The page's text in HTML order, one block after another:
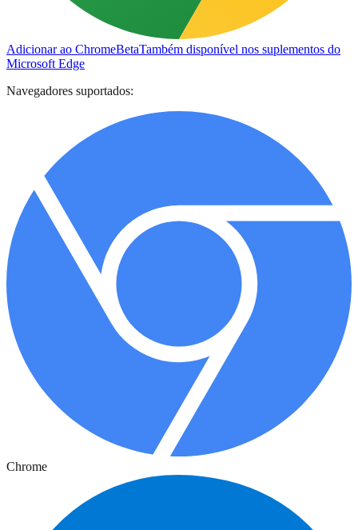
Adicionar ao ChromeBetaTambém disponível nos suplementos do
Microsoft Edge
Navegadores suportados:
Chrome